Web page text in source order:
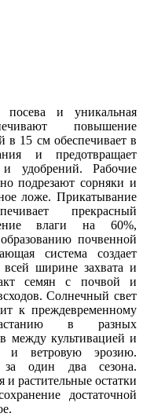
посева и уникальная
повышение
в 15 см обеспечивает в
и предотвращает
и удобрений. Рабочие
подрезают сорняки и
ложе. Прикатывание
прекрасный
влаги на 60%,
почвенной
система создает
ширине захвата и
семян с почвой и
Солнечный свет
к преждевременному
в разных
между культивацией и
и ветровую эрозию.
за один два сезона.
и растительные остатки
достаточной